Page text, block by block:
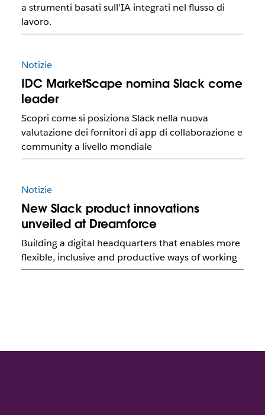
a strumenti basati sull'IA integrati nel flusso di
lavoro.
Notizie
IDC MarketScape nomina Slack come
leader
Scopri come si posiziona Slack nella nuova
valutazione dei fornitori di app di collaborazione e
community a livello mondiale
Notizie
New Slack product innovations
unveiled at Dreamforce
Building a digital headquarters that enables more
flexible, inclusive and productive ways of working